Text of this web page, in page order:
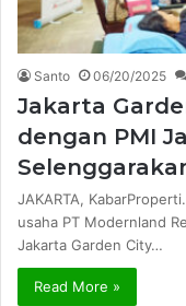
Santo 06/20/2025
Jakarta
dengan PMI
JAKARTA,
usaha PT Modernland
Jakarta Garden City…
Read More »